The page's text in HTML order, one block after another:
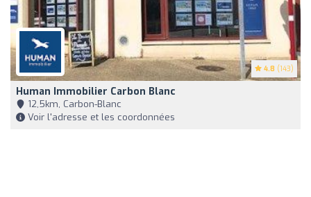
4.8 (143)
Human Immobilier Carbon Blanc
12,5km, Carbon-Blanc
Voir l'adresse et les coordonnées